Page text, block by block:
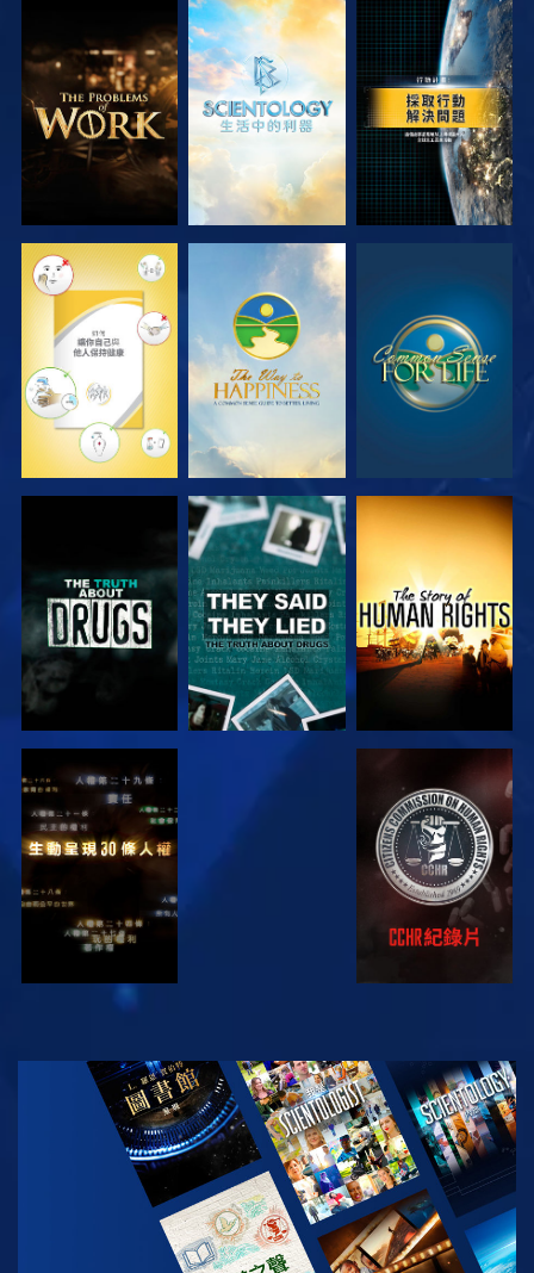
探索系列節目 探索系列節目 觀看
觀看 觀看 觀看
觀看 觀看
觀看 觀看
觀看 探索系列節目